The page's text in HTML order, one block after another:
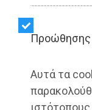
Προώθησης
Αυτά τα
Dimotisnews | 30/